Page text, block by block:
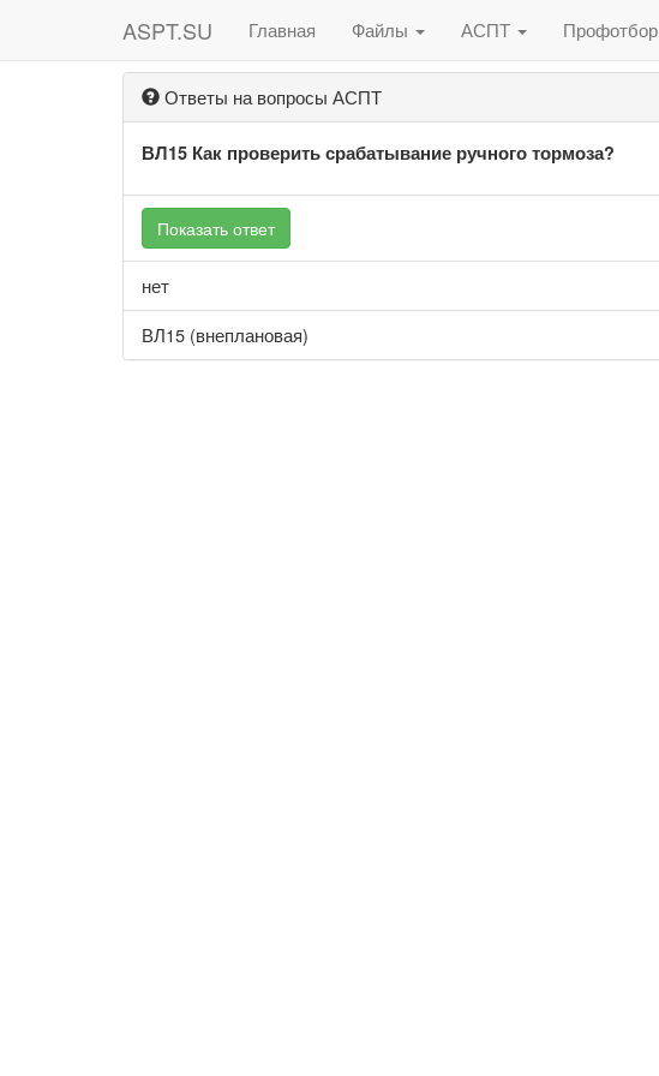
ASPT.SU Главная Файлы АСПТ Профотбор
Ответы на вопросы АСПТ
ВЛ15 Как проверить срабатывание ручного тормоза?
Показать ответ
нет
ВЛ15 (внеплановая)